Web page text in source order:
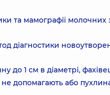
та мамографії молочних
діагностики
до 1 см в діаметрі,
допомагають або